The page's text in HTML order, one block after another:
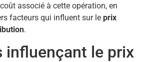
associé à cette opération, en
facteurs qui influent sur le prix
.
influençant le prix